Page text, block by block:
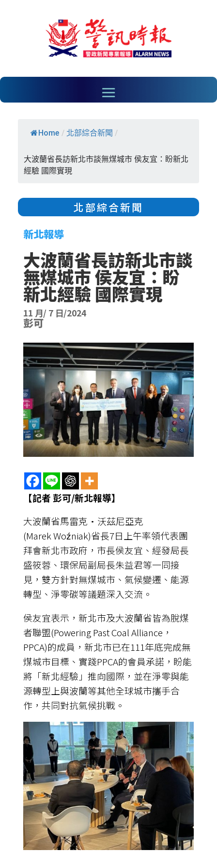
Home / 北部綜合新聞 /
大波蘭省長訪新北市談無煤城市 侯友宜：盼新北
經驗 國際實現
北部綜合新聞
新北報導
大波蘭省長訪新北市談
無煤城市 侯友宜：盼
新北經驗 國際實現
11 月/ 7 日/2024
彭可
【記者 彭可/新北報導】
大波蘭省馬雷克·沃茲尼亞克
(Marek Woźniak)省長7日上午率領代表團
拜會新北市政府，市長侯友宜、經發局長
盛筱蓉、環保局副局長朱益君等一同接
見，雙方針對無煤城市、氣候變遷、能源
轉型、淨零碳等議題深入交流。
侯友宜表示，新北市及大波蘭省皆為脫煤
者聯盟(Powering Past Coal Alliance，
PPCA)的成員，新北市已在111年底完成無
煤城市目標、實踐PPCA的會員承諾，盼能
將「新北經驗」推向國際，並在淨零與能
源轉型上與波蘭等其他全球城市攜手合
作，共同對抗氣候挑戰。